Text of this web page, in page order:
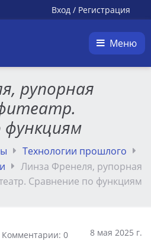
Вход / Регистрация
Меню
рупорная
функциям
Технологии прошлого
Линза Френеля, рупорная
Сравнение по функциям
Комментарии: 0 8 мая 2025 г.